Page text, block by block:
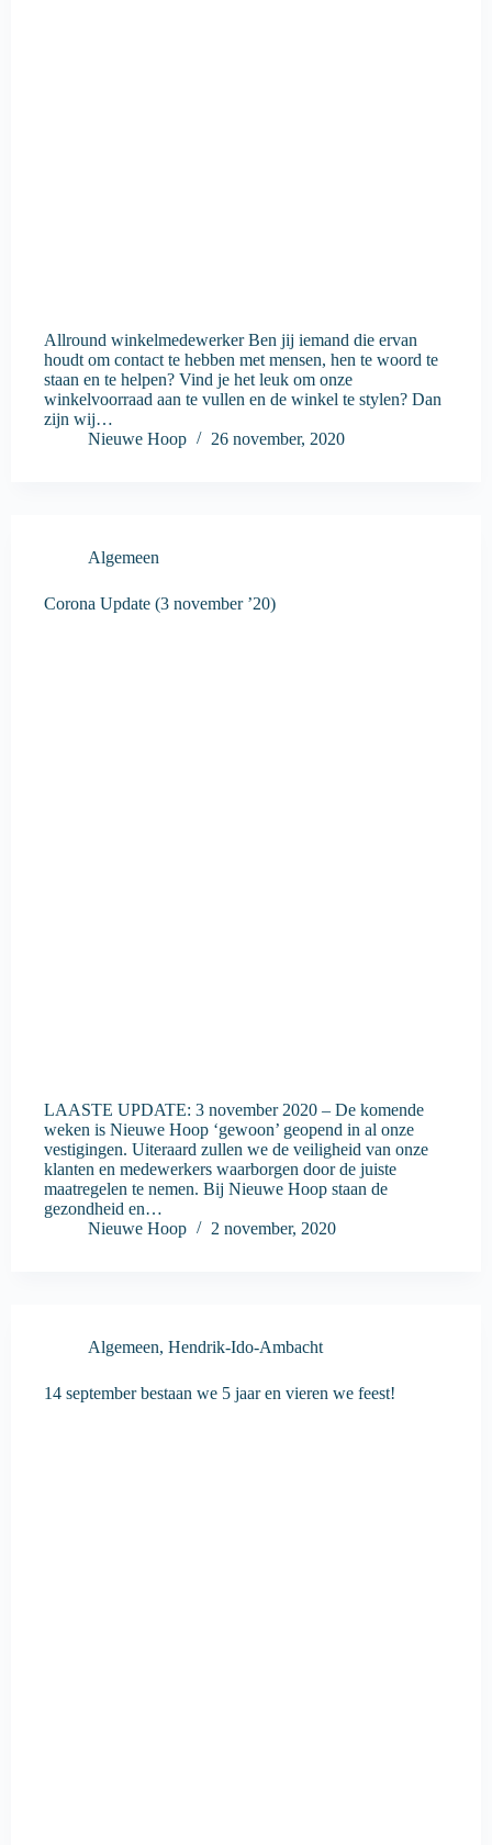
Allround winkelmedewerker Ben jij iemand die ervan
houdt om contact te hebben met mensen, hen te woord te
staan en te helpen? Vind je het leuk om onze
winkelvoorraad aan te vullen en de winkel te stylen? Dan
zijn wij…
Nieuwe Hoop
26 november, 2020
Algemeen
Corona Update (3 november ’20)
LAASTE UPDATE: 3 november 2020 – De komende
weken is Nieuwe Hoop ‘gewoon’ geopend in al onze
vestigingen. Uiteraard zullen we de veiligheid van onze
klanten en medewerkers waarborgen door de juiste
maatregelen te nemen. Bij Nieuwe Hoop staan de
gezondheid en…
Nieuwe Hoop
2 november, 2020
Algemeen, Hendrik-Ido-Ambacht
14 september bestaan we 5 jaar en vieren we feest!